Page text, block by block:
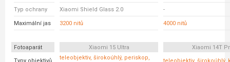
Typ ochrany Xiaomi Shield Glass 2.0 -
Maximální jas 3200 nitů 4000 nitů
Fotoaparát Xiaomi 15 Ultra
Xiaomi 14T
teleobjektiv, širokoúhlý, periskop,